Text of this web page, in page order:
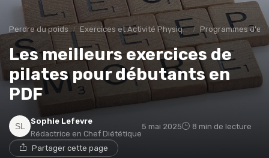
Perdre du poids Exercices et Activité Physique Programmes
Les meilleurs exercices de
pilates pour débutants en
PDF
Sophie Lefevre
Rédactrice en Chef Diététique
5 mai 2025 8 min de lecture
Partager cette page